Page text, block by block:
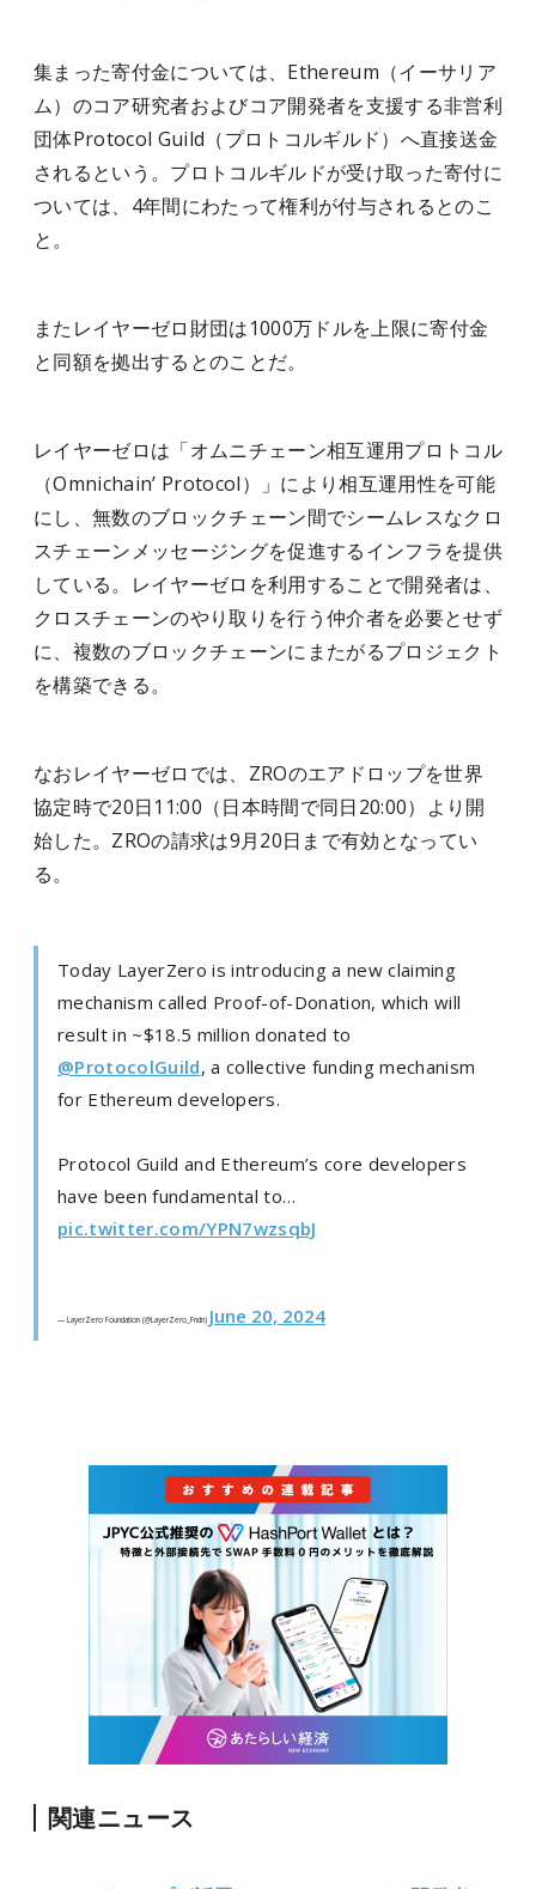
集まった寄付金については、Ethereum（イーサリア
ム）のコア研究者およびコア開発者を支援する非営利
団体Protocol Guild（プロトコルギルド）へ直接送金
されるという。プロトコルギルドが受け取った寄付に
ついては、4年間にわたって権利が付与されるとのこ
と。
またレイヤーゼロ財団は1000万ドルを上限に寄付金
と同額を拠出するとのことだ。
レイヤーゼロは「オムニチェーン相互運用プロトコル
（Omnichain’ Protocol）」により相互運用性を可能
にし、無数のブロックチェーン間でシームレスなクロ
スチェーンメッセージングを促進するインフラを提供
している。レイヤーゼロを利用することで開発者は、
クロスチェーンのやり取りを行う仲介者を必要とせず
に、複数のブロックチェーンにまたがるプロジェクト
を構築できる。
なおレイヤーゼロでは、ZROのエアドロップを世界
協定時で20日11:00（日本時間で同日20:00）より開
始した。ZROの請求は9月20日まで有効となってい
る。
Today LayerZero is introducing a new claiming
mechanism called Proof-of-Donation, which will
result in ~$18.5 million donated to
@ProtocolGuild, a collective funding mechanism
for Ethereum developers.
Protocol Guild and Ethereum’s core developers
have been fundamental to…
pic.twitter.com/YPN7wzsqbJ
— LayerZero Foundation (@LayerZero_Fndn) June 20, 2024
関連ニュース